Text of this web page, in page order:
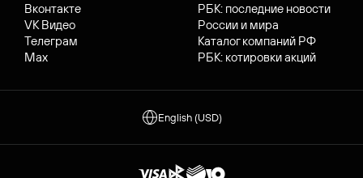
Вконтакте
VK Видео
Телеграм
Max
РБК: последние новости
России и мира
Каталог компаний РФ
РБК: котировки акций
English (USD)